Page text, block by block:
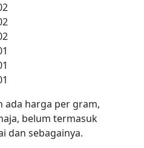
ada harga per gram,
belum termasuk
dan sebagainya.